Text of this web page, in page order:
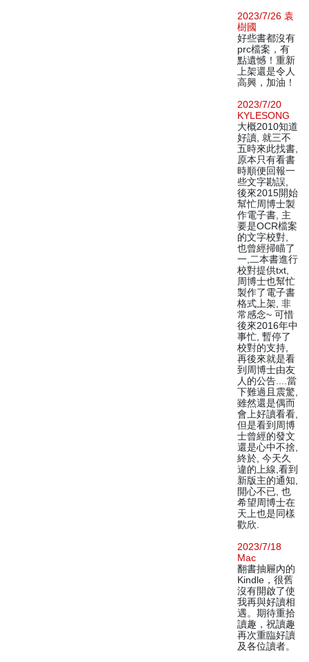
2023/7/26 袁
樹國
好些書都沒有
prc檔案，有
點遺憾！重新
上架還是令人
高興，加油！
2023/7/20
KYLESONG
大概2010知道
好讀, 就三不
五時來此找書,
原本只有看書
時順便回報一
些文字勘誤,
後來2015開始
幫忙周博士製
作電子書, 主
要是OCR檔案
的文字校對,
也曾經掃瞄了
一,二本書進行
校對提供txt,
周博士也幫忙
製作了電子書
格式上架, 非
常感念~ 可惜
後來2016年中
事忙, 暫停了
校對的支持,
再後來就是看
到周博士由友
人的公告....當
下難過且震驚,
雖然還是偶而
會上好讀看看,
但是看到周博
士曾經的發文
還是心中不捨,
終於, 今天久
違的上線,看到
新版主的通知,
開心不已, 也
希望周博士在
天上也是同樣
歡欣.
2023/7/18
Mac
翻書抽屜內的
Kindle，很舊
沒有開啟了使
我再與好讀相
遇。期待重拾
讀趣，祝讀趣
再次重臨好讀
及各位讀者。